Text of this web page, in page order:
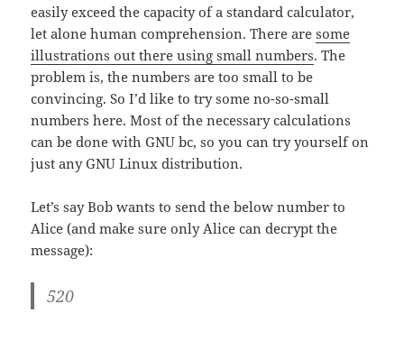
easily exceed the capacity of a standard calculator,
let alone human comprehension. There aresome
illustrations out there using small numbers. The
problem is, the numbers are too small to be
convincing. So I’d like to try some no-so-small
numbers here. Most of the necessary calculations
can be done with GNU bc, so you can try yourself on
just any GNU Linux distribution.
Let’s say Bob wants to send the below number to
Alice (and make sure only Alice can decrypt the
message):
520